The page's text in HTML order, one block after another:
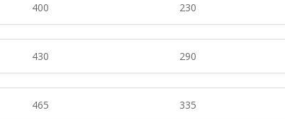
400 230
430 290
465 335